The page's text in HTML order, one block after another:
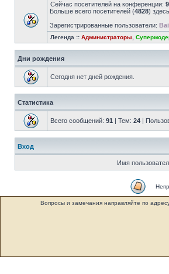
Сейчас посетителей на конференции:
Больше всего посетителей (4828)
Зарегистрированные пользователи:
Легенда :: Администраторы
Дни рождения
Сегодня нет дней рождения.
Статистика
Всего сообщений: 91 | Тем: 24 |
Вход
Имя
Вопросы и замечания направляйте по